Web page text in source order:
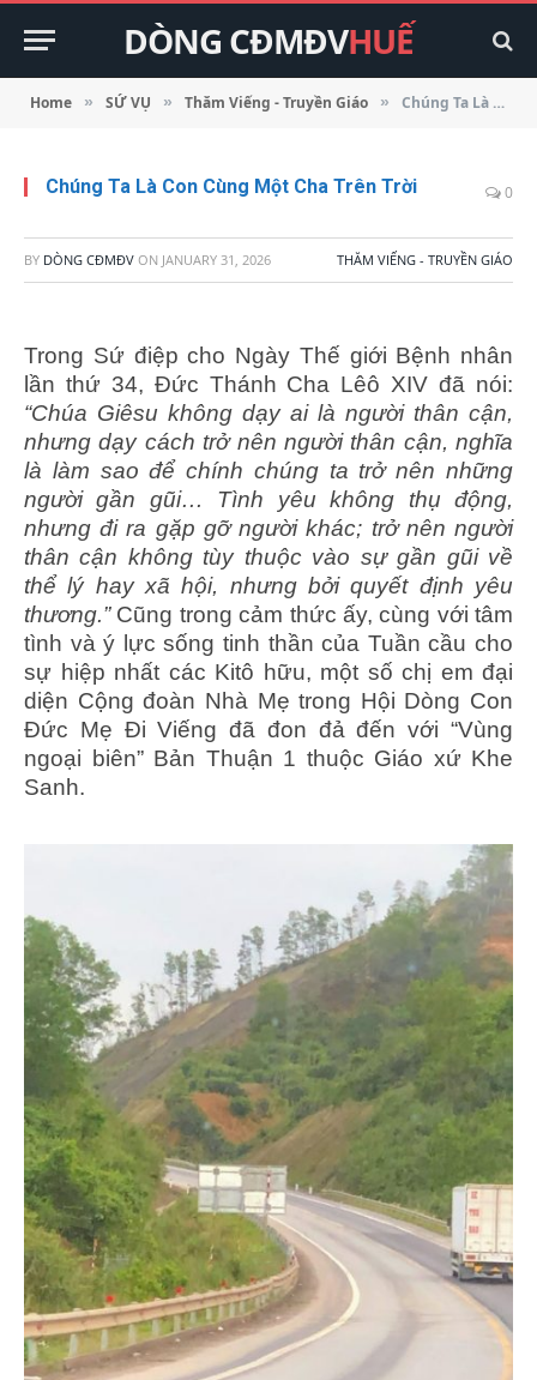
DÒNG CĐMĐVHUẾ
Home » SỨ VỤ » Thăm Viếng - Truyền Giáo » Chúng Ta Là Con Cùng Một Cha Trên Trời
Chúng Ta Là Con Cùng Một Cha Trên Trời 0
BY DÒNG CĐMĐV ON JANUARY 31, 2026 THĂM VIẾNG - TRUYỀN GIÁO
Trong Sứ điệp cho Ngày Thế giới Bệnh nhân
lần thứ 34, Đức Thánh Cha Lêô XIV đã nói:
“Chúa Giêsu không dạy ai là người thân cận,
nhưng dạy cách trở nên người thân cận, nghĩa
là làm sao để chính chúng ta trở nên những
người gần gũi… Tình yêu không thụ động,
nhưng đi ra gặp gỡ người khác; trở nên người
thân cận không tùy thuộc vào sự gần gũi về
thể lý hay xã hội, nhưng bởi quyết định yêu
thương.” Cũng trong cảm thức ấy, cùng với tâm
tình và ý lực sống tinh thần của Tuần cầu cho
sự hiệp nhất các Kitô hữu, một số chị em đại
diện Cộng đoàn Nhà Mẹ trong Hội Dòng Con
Đức Mẹ Đi Viếng đã đon đả đến với “Vùng
ngoại biên” Bản Thuận 1 thuộc Giáo xứ Khe
Sanh.